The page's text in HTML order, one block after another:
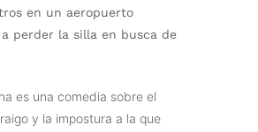
en un aeropuerto
perder la silla en busca de
es una comedia sobre el
y la impostura a la que